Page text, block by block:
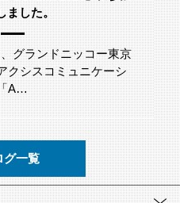
した。
ランドニッコー東京
シスコミュニケーシ
A…
グ一覧